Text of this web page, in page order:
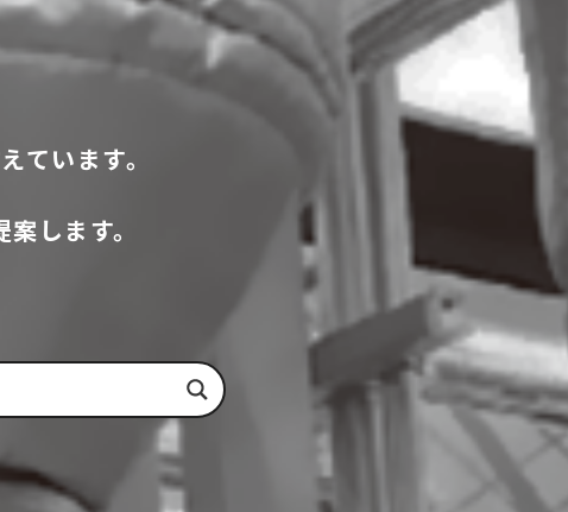
ています。
します。